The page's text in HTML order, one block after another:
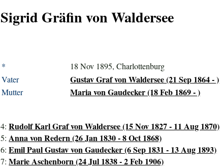
Sigrid Gräfin von Waldersee
*
18 Nov 1895, Charlottenburg
Vater
Gustav Graf von Waldersee (21 Sep 1864 - )
Mutter Maria von Gaudecker (18 Feb 1869 - )
4:Rudolf Karl Graf von Waldersee (15 Nov 1827 - 11 Aug 1870)
5:Anna von Redern (26 Jan 1830 - 8 Oct 1868)
6:Emil Paul Gustav von Gaudecker (6 Sep 1831 - 13 Aug 1893)
7:Marie Aschenborn (24 Jul 1838 - 2 Feb 1906)